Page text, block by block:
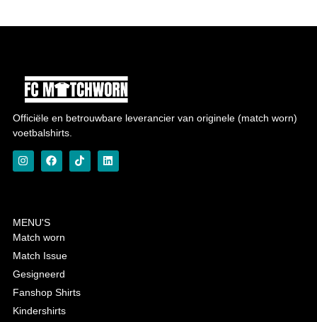
Officiële en betrouwbare leverancier van originele (match worn)
voetbalshirts.
MENU'S
Match worn
Match Issue
Gesigneerd
Fanshop Shirts
Kindershirts